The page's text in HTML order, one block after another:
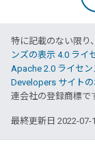
特に記載のない限り
ンズの表示 4.0 ライ
Apache 2.0 ライセン
Developers サイト
連会社の登録商標で
最終更新日 2022-07-